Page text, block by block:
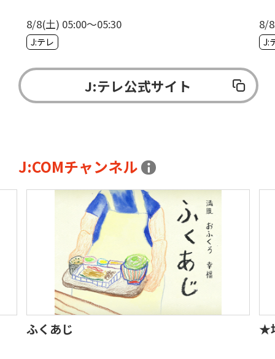
8/8(土) 05:00〜05:30
J:テレ
8/
J:
J:テレ公式サイト
J:COMチャンネル
ふくあじ ★